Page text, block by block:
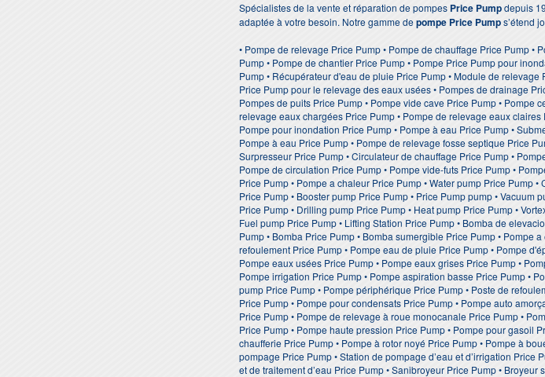
Spécialistes de la vente et réparation de pompesPrice Pumpdepuis
adaptée à votre besoin. Notre gamme depompe Price Pumps’étend
• Pompe de relevage Price Pump • Pompe de chauffage Price Pump
Pump • Pompe de chantier Price Pump • Pompe Price Pump pour
Pump • Récupérateur d'eau de pluie Price Pump • Module de
Price Pump pour le relevage des eaux usées • Pompes de drainage
Pompes de puits Price Pump • Pompe vide cave Price Pump • Pompe
relevage eaux chargées Price Pump • Pompe de relevage eaux
Pompe pour inondation Price Pump • Pompe à eau Price Pump •
Pompe à eau Price Pump • Pompe de relevage fosse septique Price
Surpresseur Price Pump • Circulateur de chauffage Price Pump •
Pompe de circulation Price Pump • Pompe vide-futs Price Pump •
Price Pump • Pompe a chaleur Price Pump • Water pump Price Pump
Price Pump • Booster pump Price Pump • Price Pump pump •
Price Pump • Drilling pump Price Pump • Heat pump Price Pump •
Fuel pump Price Pump • Lifting Station Price Pump • Bomba de
Pump • Bomba Price Pump • Bomba sumergible Price Pump • Pompe
refoulement Price Pump • Pompe eau de pluie Price Pump • Pompe
Pompe eaux usées Price Pump • Pompe eaux grises Price Pump •
Pompe irrigation Price Pump • Pompe aspiration basse Price Pump •
pump Price Pump • Pompe périphérique Price Pump • Poste de
Price Pump • Pompe pour condensats Price Pump • Pompe auto
Price Pump • Pompe de relevage à roue monocanale Price Pump •
Price Pump • Pompe haute pression Price Pump • Pompe pour gasoil
chaufferie Price Pump • Pompe à rotor noyé Price Pump • Pompe à
pompage Price Pump • Station de pompage d’eau et d’irrigation
et de traitement d’eau Price Pump • Sanibroyeur Price Pump •